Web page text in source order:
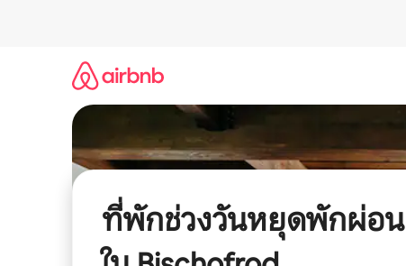
ที่พักช่วงวันหยุดพักผ่อน